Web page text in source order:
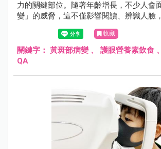
力的關鍵部位。隨著年齡增長，不少人會
變」的威脅，這不僅影響閱讀、辨識人臉
清晰的中央視力。根據研究，全球至2040
受到此疾病影響。了解黃斑部病變的種類
新治療方式，並從日常生活養成護眼習慣
緩病程惡化的第一步。
收藏
關鍵字： 黃斑部病變、 護眼營養素飲食 、
QA